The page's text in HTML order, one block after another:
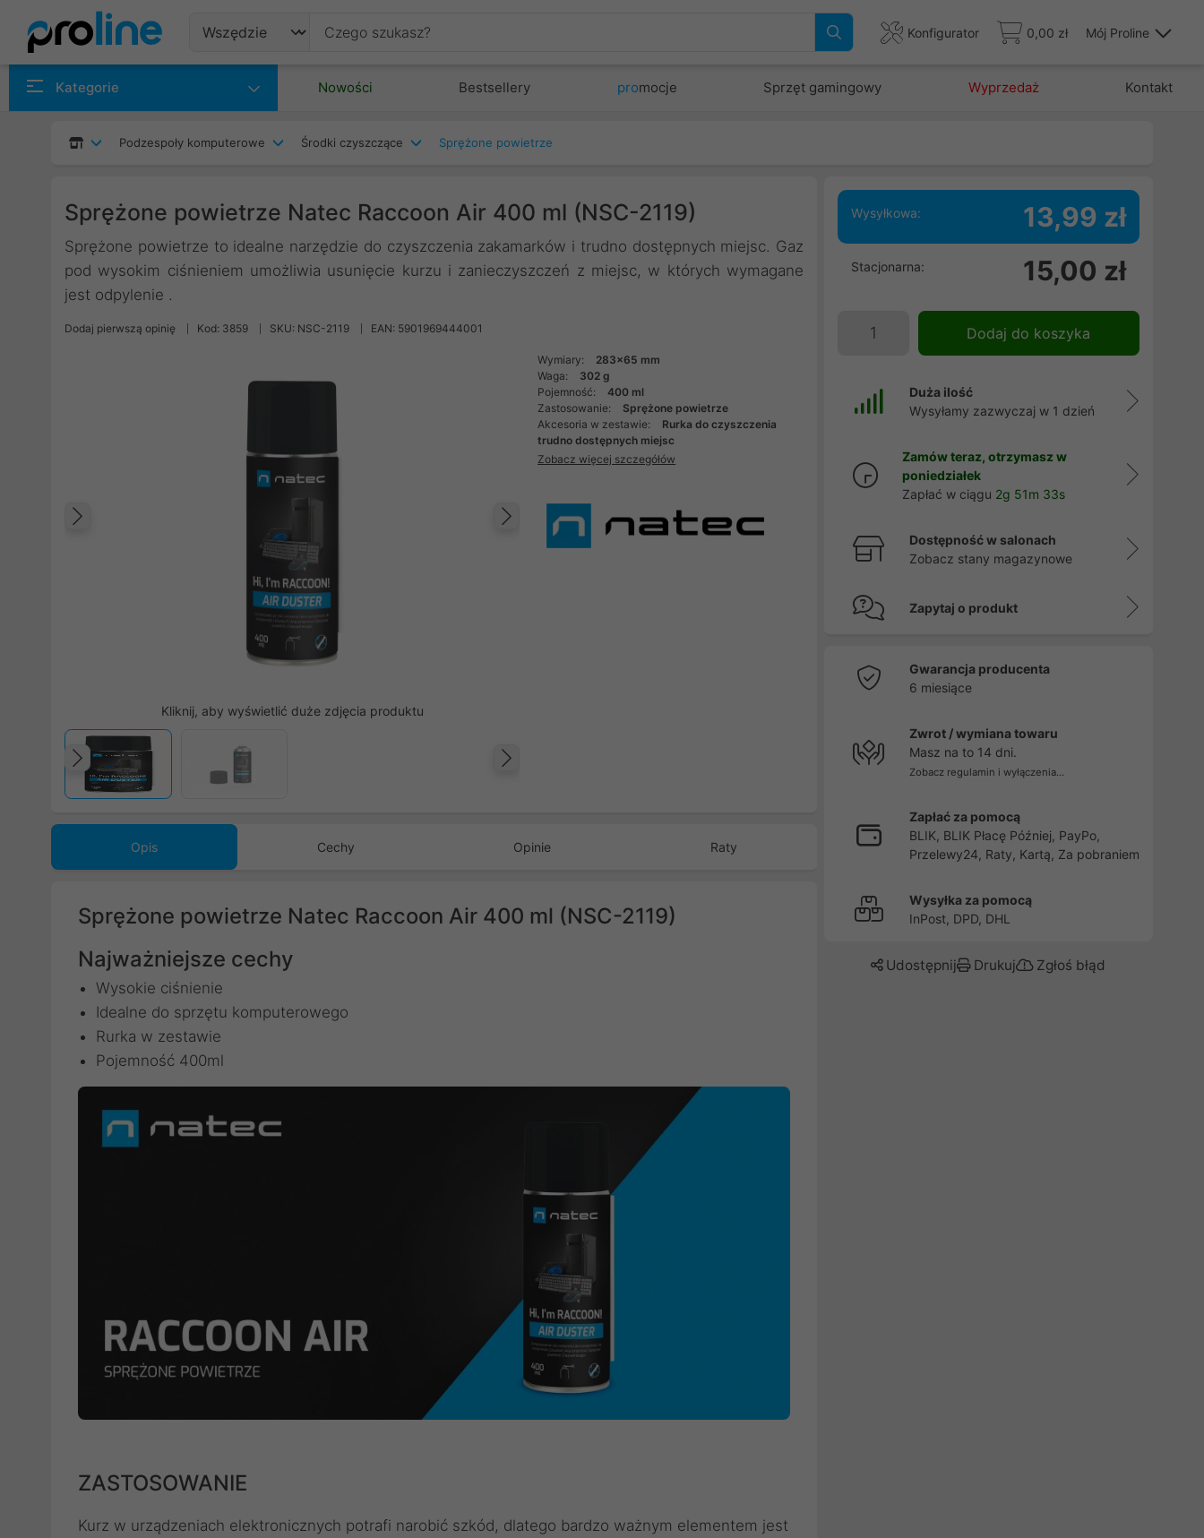
Konfigurator 0,00 zł Mój Proline
Kategorie Nowości Bestsellery promocje Sprzęt gamingowy Wyprzedaż Kontakt
Podzespoły komputerowe Środki czyszczące Sprężone powietrze
Sprężone powietrze Natec Raccoon Air 400 ml (NSC-2119)
Sprężone powietrze to idealne narzędzie do czyszczenia zakamarków i trudno dostępnych miejsc. Gaz
pod wysokim ciśnieniem umożliwia usunięcie kurzu i zanieczyszczeń z miejsc, w których wymagane
jest odpylenie .
Dodaj pierwszą opinię Kod: 3859 SKU: NSC-2119 EAN: 5901969444001
Następny
Kliknij, aby wyświetlić duże zdjęcia produktu
Poprzedni
Wymiary:
283x65 mm
Waga:
302 g
Pojemność:
400 ml
Zastosowanie:
Sprężone powietrze
Akcesoria w zestawie:
Rurka do czyszczenia
trudno dostępnych miejsc
Zobacz więcej szczegółów
Opis Cechy Opinie Raty
Sprężone powietrze Natec Raccoon Air 400 ml (NSC-2119)
Najważniejsze cechy
Wysokie ciśnienie
Idealne do sprzętu komputerowego
Rurka w zestawie
Pojemność 400ml
ZASTOSOWANIE
Kurz w urządzeniach elektronicznych potrafi narobić szkód, dlatego bardzo ważnym elementem jest
Wysyłkowa: 13,99 zł
Stacjonarna: 15,00 zł
Dodaj do koszyka
Duża ilość
Wysyłamy zazwyczaj w 1 dzień
Zamów teraz, otrzymasz w
poniedziałek
Zapłać w ciągu 2g 51m 32s
Dostępność w salonach
Zobacz stany magazynowe
Zapytaj o produkt
Gwarancja producenta
6 miesiące
Zwrot / wymiana towaru
Masz na to 14 dni.
Zobacz regulamin i wyłączenia...
Zapłać za pomocą
BLIK, BLIK Płacę Później, PayPo,
Przelewy24, Raty, Kartą, Za pobraniem
Wysyłka za pomocą
InPost, DPD, DHL
Udostępnij Drukuj Zgłoś błąd